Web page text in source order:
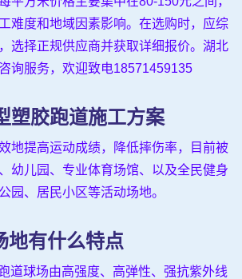
难度和地域因素影响。在选购时，应综
选择正规供应商并获取详细报价。湖北
询服务，欢迎致电18571459135
塑胶跑道施工方案
地提高运动成绩，降低摔伤率，目前被
幼儿园、专业体育场馆、以及全民健身
园、居民小区等活动场地。
地有什么特点
道球场由高强度、高弹性、强抗紫外线